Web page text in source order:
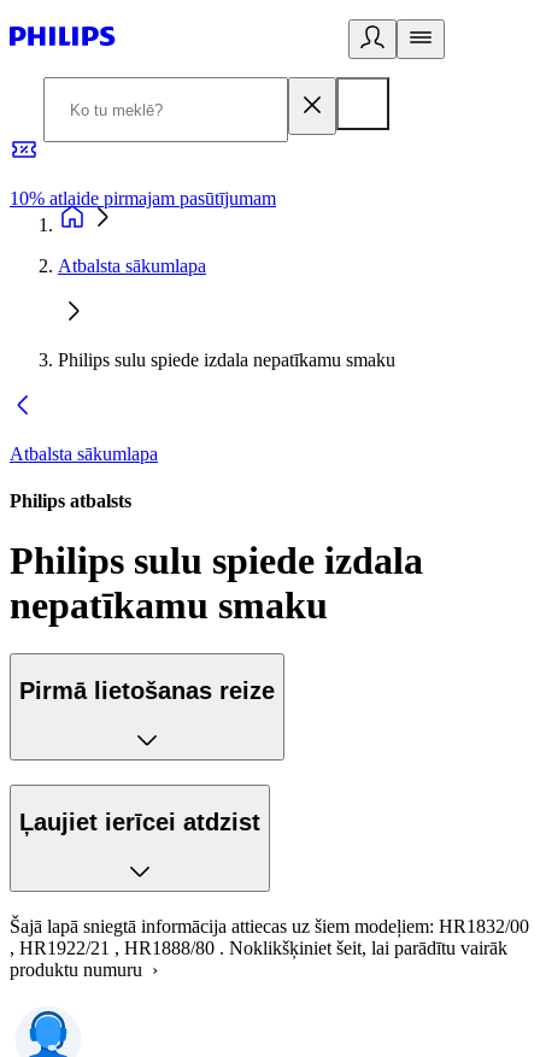
10% atlaide pirmajam pasūtījumam
Atbalsta sākumlapa
Philips sulu spiede izdala nepatīkamu smaku
Atbalsta sākumlapa
Philips atbalsts
Philips sulu spiede izdala
nepatīkamu smaku
Pirmā lietošanas reize
Ļaujiet ierīcei atdzist
Šajā lapā sniegtā informācija attiecas uz šiem modeļiem: HR1832/00
, HR1922/21 , HR1888/80 . Noklikšķiniet šeit, lai parādītu vairāk
produktu numuru ›